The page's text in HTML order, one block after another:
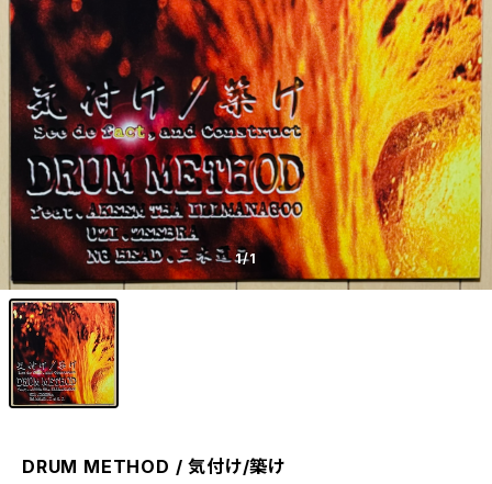
1/1
DRUM METHOD / 気付け/築け